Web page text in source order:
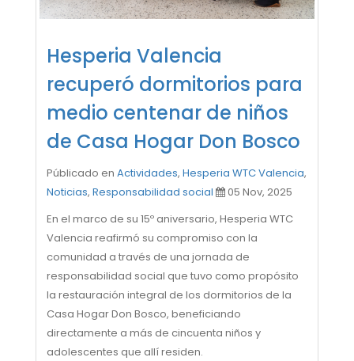
Hesperia Valencia
recuperó dormitorios para
medio centenar de niños
de Casa Hogar Don Bosco
Públicado en Actividades, Hesperia WTC Valencia,
Noticias, Responsabilidad social
05 Nov, 2025
En el marco de su 15º aniversario, Hesperia WTC
Valencia reafirmó su compromiso con la
comunidad a través de una jornada de
responsabilidad social que tuvo como propósito
la restauración integral de los dormitorios de la
Casa Hogar Don Bosco, beneficiando
directamente a más de cincuenta niños y
adolescentes que allí residen.